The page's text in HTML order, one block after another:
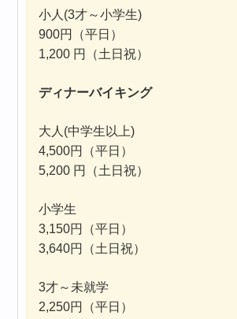
小人(3才～小学生)
900円（平日）
1,200 円（土日祝）
ディナーバイキング
大人(中学生以上)
4,500円（平日）
5,200 円（土日祝）
小学生
3,150円（平日）
3,640円（土日祝）
3才～未就学
2,250円（平日）